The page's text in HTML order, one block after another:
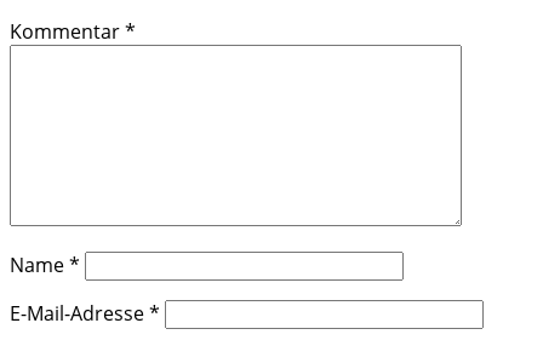
Kommentar*
Name*
E-Mail-Adresse*